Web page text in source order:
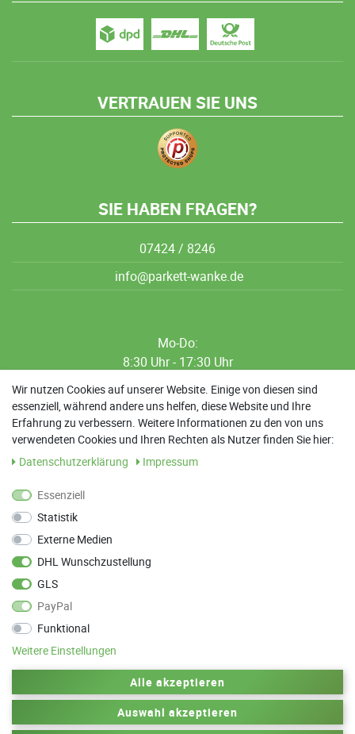
VERTRAUEN SIE UNS
SIE HABEN FRAGEN?
07424 / 8246
info@parkett-wanke.de
Mo-Do:
8:30 Uhr - 17:30 Uhr
8:30 Uhr - 12:00 Uhr
13:00 Uhr - 17:30 Uhr
Sa: 9:00 Uhr - 13:00 Uhr
Parkett Wanke
Zurück zum Anfang
Wir nutzen Cookies auf unserer Website. Einige von diesen sind
essenziell, während andere uns helfen, diese Website und Ihre
Erfahrung zu verbessern. Weitere Informationen zu den von uns
verwendeten Cookies und Ihren Rechten als Nutzer finden Sie hier:
Daten­schutz­erklärung
Impressum
Essenziell
Statistik
Externe Medien
DHL Wunschzustellung
GLS
PayPal
Funktional
Weitere Einstellungen
Alle akzeptieren
Auswahl akzeptieren